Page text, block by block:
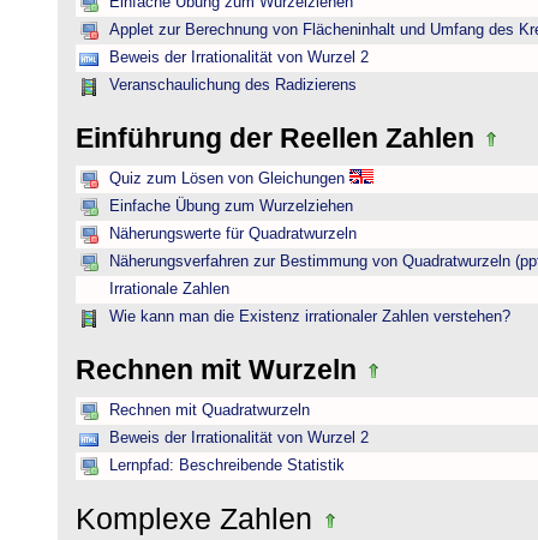
Applet zur Berechnung von Flächeninhalt und Umfang des
Beweis der Irrationalität von Wurzel 2
Veranschaulichung des Radizierens
Einführung der Reellen Zahlen
Quiz zum Lösen von Gleichungen
Einfache Übung zum Wurzelziehen
Näherungswerte für Quadratwurzeln
Näherungsverfahren zur Bestimmung von Quadratwurzeln
Irrationale Zahlen
Wie kann man die Existenz irrationaler Zahlen verstehen?
Rechnen mit Wurzeln
Rechnen mit Quadratwurzeln
Beweis der Irrationalität von Wurzel 2
Lernpfad: Beschreibende Statistik
Komplexe Zahlen